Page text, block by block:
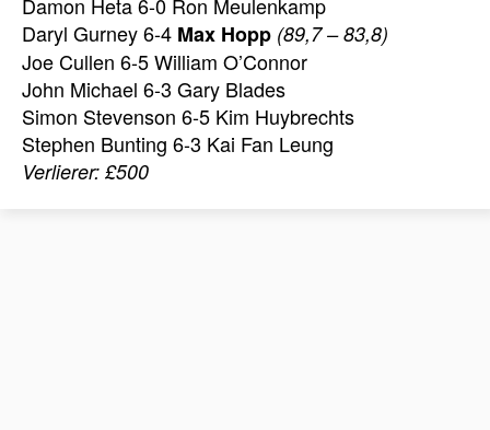
Daryl Gurney 6-4 Max Hopp (89,7 – 83,8)
Joe Cullen 6-5 William O’Connor
John Michael 6-3 Gary Blades
Simon Stevenson 6-5 Kim Huybrechts
Stephen Bunting 6-3 Kai Fan Leung
Verlierer: £500